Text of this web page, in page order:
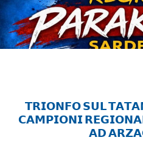
𝗧𝗥𝗜𝗢𝗡𝗙𝗢 𝗦𝗨𝗟
𝗖𝗔𝗠𝗣𝗜𝗢𝗡𝗜
𝗔𝗗